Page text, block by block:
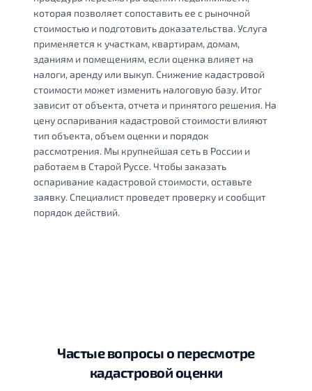
которая позволяет сопоставить ее с рыночной
стоимостью и подготовить доказательства. Услуга
применяется к участкам, квартирам, домам,
зданиям и помещениям, если оценка влияет на
налоги, аренду или выкуп. Снижение кадастровой
стоимости может изменить налоговую базу. Итог
зависит от объекта, отчета и принятого решения. На
цену оспаривания кадастровой стоимости влияют
тип объекта, объем оценки и порядок
рассмотрения. Мы крупнейшая сеть в России и
работаем в Старой Руссе. Чтобы заказать
оспаривание кадастровой стоимости, оставьте
заявку. Специалист проведет проверку и сообщит
порядок действий.
Частые вопросы о пересмотре
кадастровой оценки